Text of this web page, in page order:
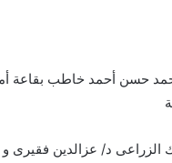
حسن أحمد خاطب بقاعة
الزراعى د/ عزالدين